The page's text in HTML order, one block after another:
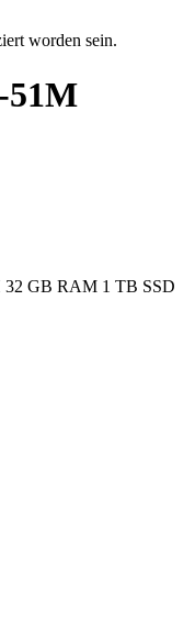
worden sein.
51M
32 GB RAM 1 TB SSD